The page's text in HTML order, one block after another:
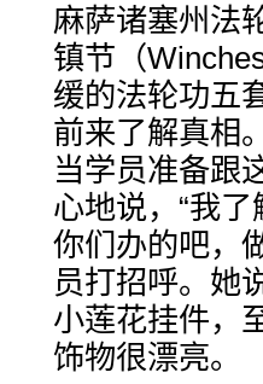
麻萨诸塞州法
镇节（
缓的法轮功五
前来了解真相
当学员准备跟
心地说，“我
你们办的吧，
员打招呼。她
小莲花挂件，
饰物很漂亮。